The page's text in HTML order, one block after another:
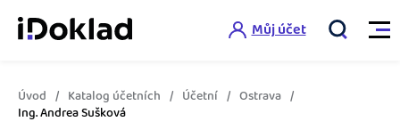
Vlastnosti
Můj účet
Úvod Katalog účetních Účetní
Ostrava
Ing. Andrea Sušková